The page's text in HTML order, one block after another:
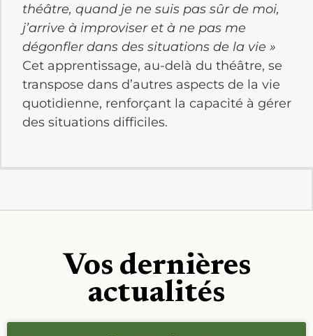
théâtre, quand je ne suis pas sûr de moi,
j’arrive à improviser et à ne pas me
dégonfler dans des situations de la vie »
Cet apprentissage, au-delà du théâtre, se
transpose dans d’autres aspects de la vie
quotidienne, renforçant la capacité à gérer
des situations difficiles.
Vos dernières
actualités